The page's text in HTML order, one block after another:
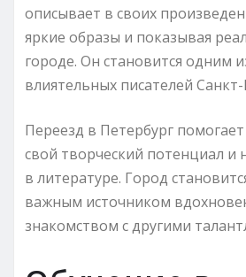
описывает в своих
яркие образы и показывая
городе. Он становится одним
влиятельных писателей
Переезд в Петербург
свой творческий потенциал и
в литературе. Город
важным источником
знакомством с другими